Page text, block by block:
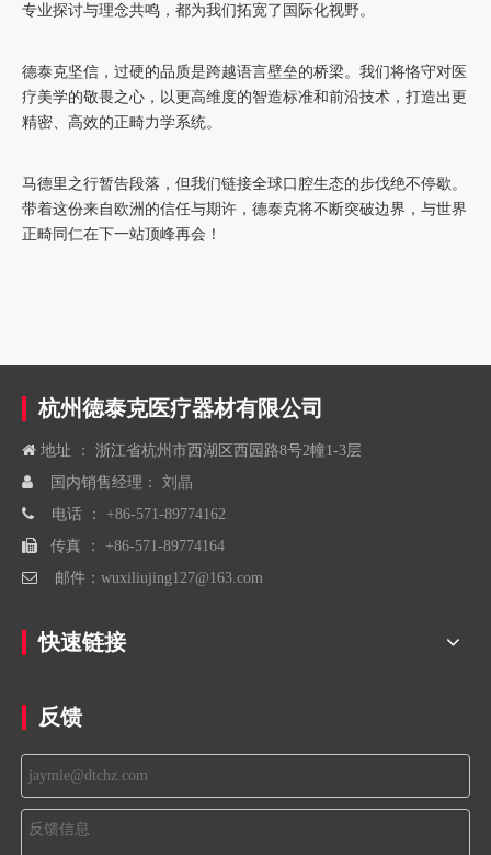
专业探讨与理念共鸣，都为我们拓宽了国际化视野。
德泰克坚信，过硬的品质是跨越语言壁垒的桥梁。我们将恪守对医
疗美学的敬畏之心，以更高维度的智造标准和前沿技术，打造出更
精密、高效的正畸力学系统。
马德里之行暂告段落，但我们链接全球口腔生态的步伐绝不停歇。
带着这份来自欧洲的信任与期许，德泰克将不断突破边界，与世界
正畸同仁在下一站顶峰再会！
杭州徳泰克医疗器材有限公司
 地址 ： 浙江省杭州市西湖区西园路8号2幢1-3层
 国内销售经理： 刘晶
 电话 ： +86-571-89774162
 传真 ： +86-571-89774164
 邮件： wuxiliujing127@163.com
快速链接
反馈